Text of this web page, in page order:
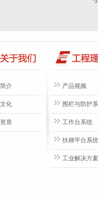
介
化
质
产品视频
围栏与防护
工作台系统
扶梯平台系统
工业解决方案